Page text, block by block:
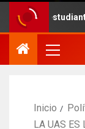
en la UABC,
Inicio
LA UAS ES